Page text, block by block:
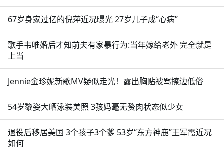
67岁身家过亿的倪萍近况曝光 27岁儿子成“心病”
歌手韦唯婚后才知前夫有家暴行为:当年嫁给老外 完全就是
上当
Jennie金珍妮新歌MV疑似走光！露出胸贴被骂擦边低俗
54岁黎姿大晒泳装美照 3孩妈毫无赘肉状态似少女
退役后移居美国 3个孩子3个爹 53岁“东方神鹿”王军霞近况
如何